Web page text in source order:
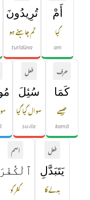
أَمْ
کیا
am
تُرِيدُونَ
تم چاہتے ہو
turīdūna
حرف
كَمَا
جیسے
kamā
فعل
سُئِلَ
سوال کیا گیا
su-ila
فعل
يَتَبَدَّلِ
بدلے گا
اسم
ٱلْكُفْرَ
کفر کو